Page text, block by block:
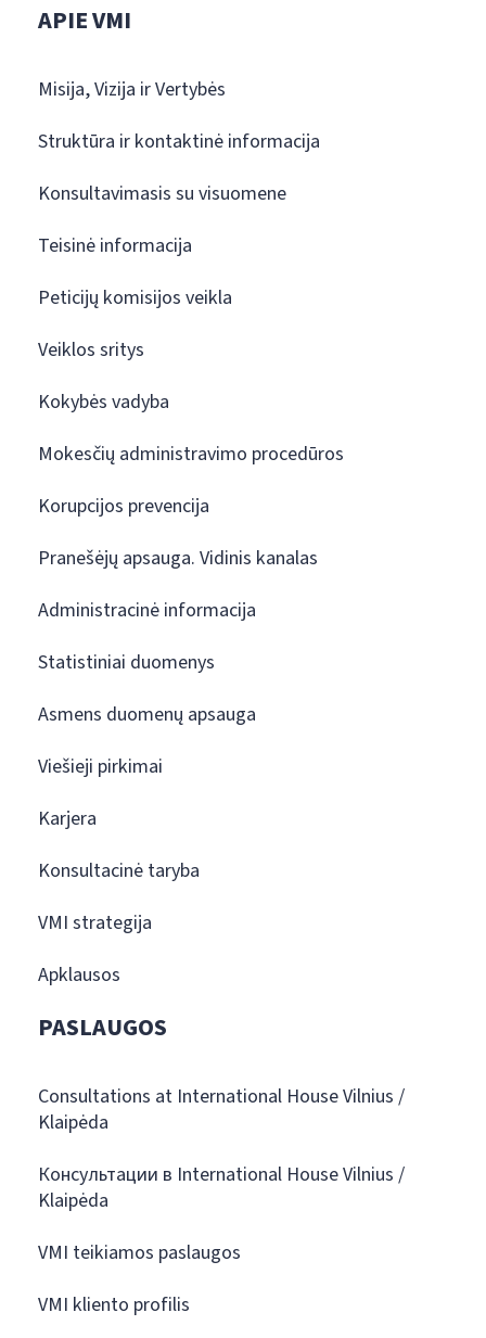
APIE VMI
Misija, Vizija ir Vertybės
Struktūra ir kontaktinė informacija
Konsultavimasis su visuomene
Teisinė informacija
Peticijų komisijos veikla
Veiklos sritys
Kokybės vadyba
Mokesčių administravimo procedūros
Korupcijos prevencija
Pranešėjų apsauga. Vidinis kanalas
Administracinė informacija
Statistiniai duomenys
Asmens duomenų apsauga
Viešieji pirkimai
Karjera
Konsultacinė taryba
VMI strategija
Apklausos
PASLAUGOS
Consultations at International House Vilnius /
Klaipėda
Консультации в International House Vilnius /
Klaipėda
VMI teikiamos paslaugos
VMI kliento profilis